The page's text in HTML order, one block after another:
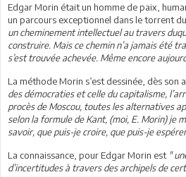
Edgar Morin était un homme de paix,
un parcours exceptionnel dans le torrent
un cheminement intellectuel au travers
construire. Mais ce chemin n’a jamais été
s’est trouvée achevée. Même encore
La méthode Morin s’est dessinée, dès son
des démocraties et celle du capitalisme,
procès de Moscou, toutes les alternatives
selon la formule de Kant, (moi, E. Morin) je
savoir, que puis-je croire, que puis-je espérer
La connaissance, pour Edgar Morin est "
d’incertitudes à travers des archipels de